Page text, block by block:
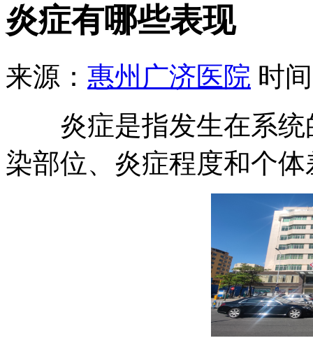
炎症有哪些表现
来源： 惠州广济医院 时
炎症是指发生在系统
染部位、炎症程度和个